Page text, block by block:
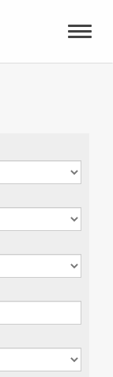
Toggle